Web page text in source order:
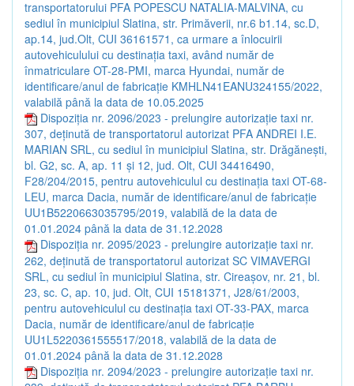
transportatorului PFA POPESCU NATALIA-MALVINA, cu
sediul în municipiul Slatina, str. Primăverii, nr.6 b1.14, sc.D,
ap.14, jud.Olt, CUI 36161571, ca urmare a înlocuirii
autovehiculului cu destinaţia taxi, având număr de
înmatriculare OT-28-PMI, marca Hyundai, număr de
identificare/anul de fabricație KMHLN41EANU324155/2022,
valabilă până la data de 10.05.2025
Dispoziția nr. 2096/2023 - prelungire autorizație taxi nr.
307, deținută de transportatorul autorizat PFA ANDREI I.E.
MARIAN SRL, cu sediul în municipiul Slatina, str. Drăgănești,
bl. G2, sc. A, ap. 11 și 12, jud. Olt, CUI 34416490,
F28/204/2015, pentru autovehiculul cu destinația taxi OT-68-
LEU, marca Dacia, număr de identificare/anul de fabricație
UU1B5220663035795/2019, valabilă de la data de
01.01.2024 până la data de 31.12.2028
Dispoziția nr. 2095/2023 - prelungire autorizație taxi nr.
262, deținută de transportatorul autorizat SC VIMAVERGI
SRL, cu sediul în municipiul Slatina, str. Cireașov, nr. 21, bl.
23, sc. C, ap. 10, jud. Olt, CUI 15181371, J28/61/2003,
pentru autovehiculul cu destinația taxi OT-33-PAX, marca
Dacia, număr de identificare/anul de fabricație
UU1L5220361555517/2018, valabilă de la data de
01.01.2024 până la data de 31.12.2028
Dispoziția nr. 2094/2023 - prelungire autorizație taxi nr.